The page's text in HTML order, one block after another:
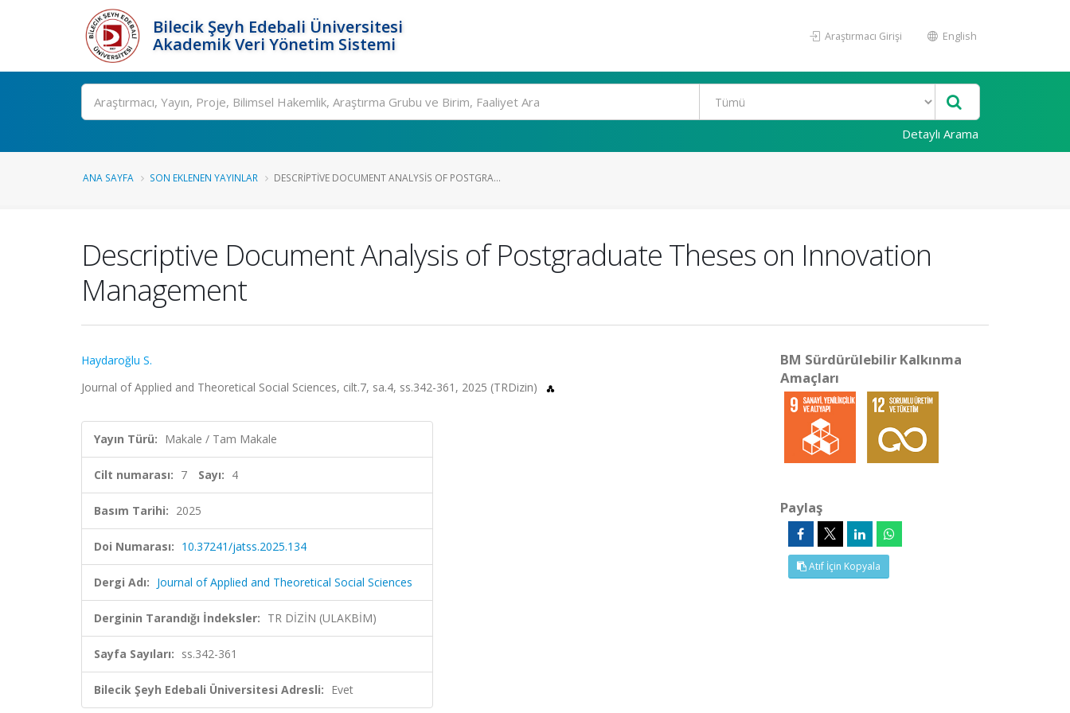
Bilecik Şeyh Edebali Üniversitesi
Akademik Veri Yönetim Sistemi
Araştırmacı Girişi English
Ara
Detaylı Arama
ANA SAYFA SON EKLENEN YAYINLAR DESCRIPTIVE DOCUMENT ANALYSIS OF POSTGRA...
Descriptive Document Analysis of Postgraduate Theses on Innovation
Management
Haydaroğlu S.
Journal of Applied and Theoretical Social Sciences, cilt.7, sa.4, ss.342-361, 2025 (TRDizin)
Yayın Türü: Makale / Tam Makale
Cilt numarası: 7 Sayı: 4
Basım Tarihi: 2025
Doi Numarası: 10.37241/jatss.2025.134
Dergi Adı: Journal of Applied and Theoretical Social Sciences
Derginin Tarandığı İndeksler: TR DİZİN (ULAKBİM)
Sayfa Sayıları: ss.342-361
Bilecik Şeyh Edebali Üniversitesi Adresli: Evet
BM Sürdürülebilir Kalkınma
Amaçları
Paylaş
Atıf İçin Kopyala